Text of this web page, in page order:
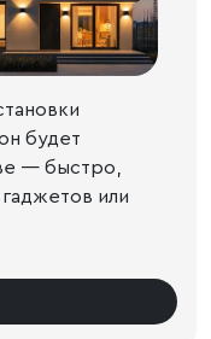
будет
— быстро,
или